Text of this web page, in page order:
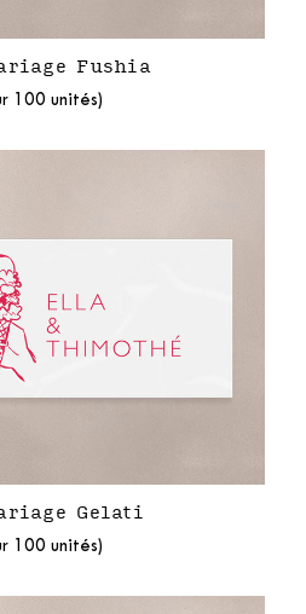
Fushia
100 unités)
Gelati
100 unités)